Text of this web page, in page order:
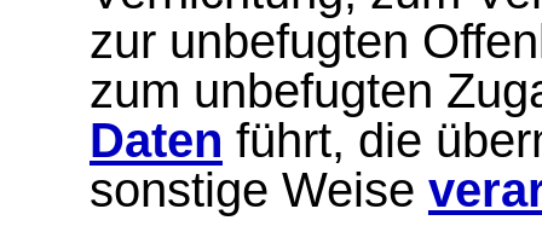
zur unbefugten
zum unbefugten
Daten führt, die
sonstige Weise